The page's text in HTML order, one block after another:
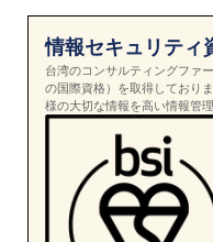
情報セキュリティ
台湾のコンサルティングファ
の国際資格）を取得しており
様の大切な情報を高い情報管